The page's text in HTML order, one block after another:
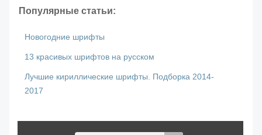
Популярные статьи:
Новогодние шрифты
13 красивых шрифтов на русском
Лучшие кириллические шрифты. Подборка 2014-
2017